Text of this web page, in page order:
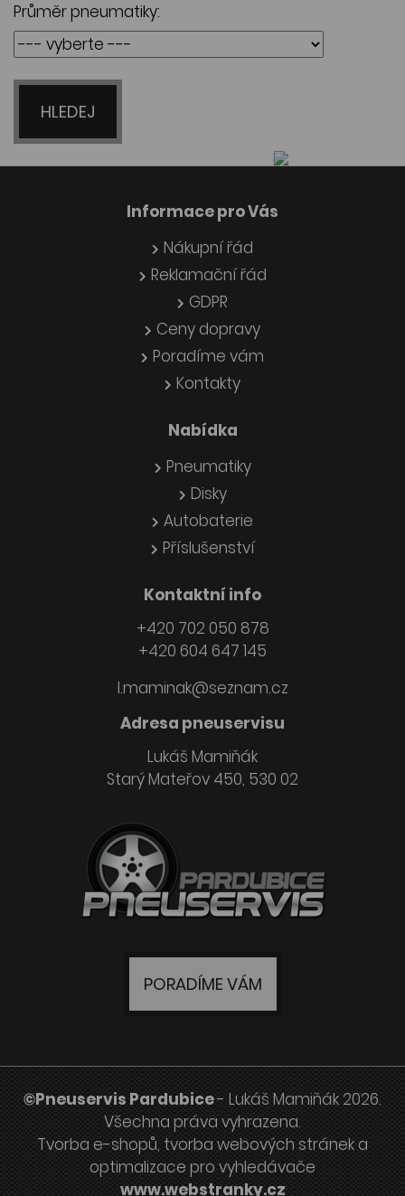
Průměr pneumatiky:
HLEDEJ
Informace pro Vás
Nákupní řád
Reklamační řád
GDPR
Ceny dopravy
Poradíme vám
Kontakty
Nabídka
Pneumatiky
Disky
Autobaterie
Příslušenství
Kontaktní info
+420 702 050 878
+420 604 647 145
l.maminak@seznam.cz
Adresa pneuservisu
Lukáš Mamiňák
Starý Mateřov 450, 530 02
PORADÍME VÁM
©Pneuservis Pardubice- Lukáš Mamiňák 2026.
Všechna práva vyhrazena.
Tvorba e-shopů, tvorba webových stráneka
optimalizace pro vyhledávače
www.webstranky.cz